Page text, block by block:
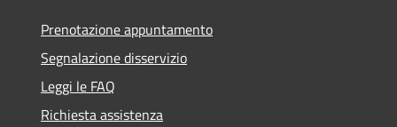
Prenotazione appuntamento
Segnalazione disservizio
Leggi le FAQ
Richiesta assistenza